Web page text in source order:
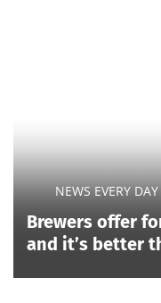
NEWS EVERY DAY
Brewers offer
and it’s better